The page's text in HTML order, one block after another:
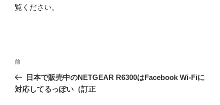
覧ください。
投
ナ
前
の
投
前
日本で販売中のNETGEAR R6300はFacebook Wi-Fiに
対応してるっぽい（訂正